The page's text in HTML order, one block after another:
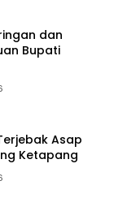
dan
Bupati
Asap
Ketapang